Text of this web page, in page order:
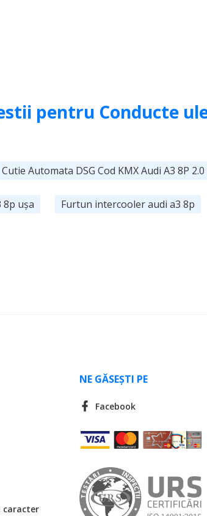
pentru Conducte
Cutie Automata DSG Cod KMX Audi A3 8P
8p ușa Furtun intercooler audi a3 8p
caracter
NE GĂSEȘTI PE
Facebook